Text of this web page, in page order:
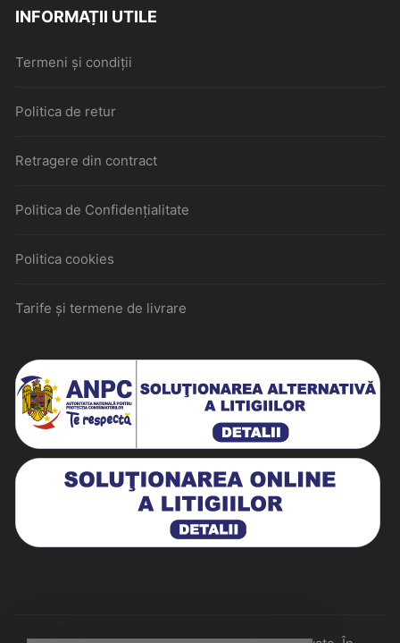
INFORMAȚII UTILE
Termeni și condiții
Politica de retur
Retragere din contract
Politica de Confidențialitate
Politica cookies
Tarife și termene de livrare